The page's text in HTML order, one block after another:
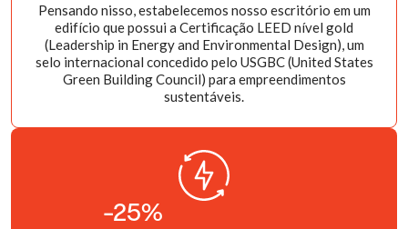
Pensando nisso, estabelecemos nosso escritório em um
edifício que possui a Certificação LEED nível gold
(Leadership in Energy and Environmental Design), um
selo internacional concedido pelo USGBC (United States
Green Building Council) para empreendimentos
sustentáveis.
-25%